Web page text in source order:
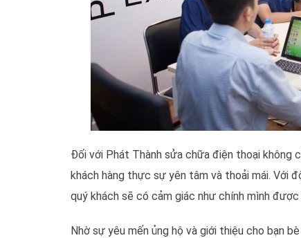
Đối với Phát Thành sửa chữa điện thoại không
khách hàng thực sự yên tâm và thoải mái. Với
quý khách sẽ có cảm giác như chính mình
Nhờ sự yêu mến ủng hộ và giới thiệu cho bạn